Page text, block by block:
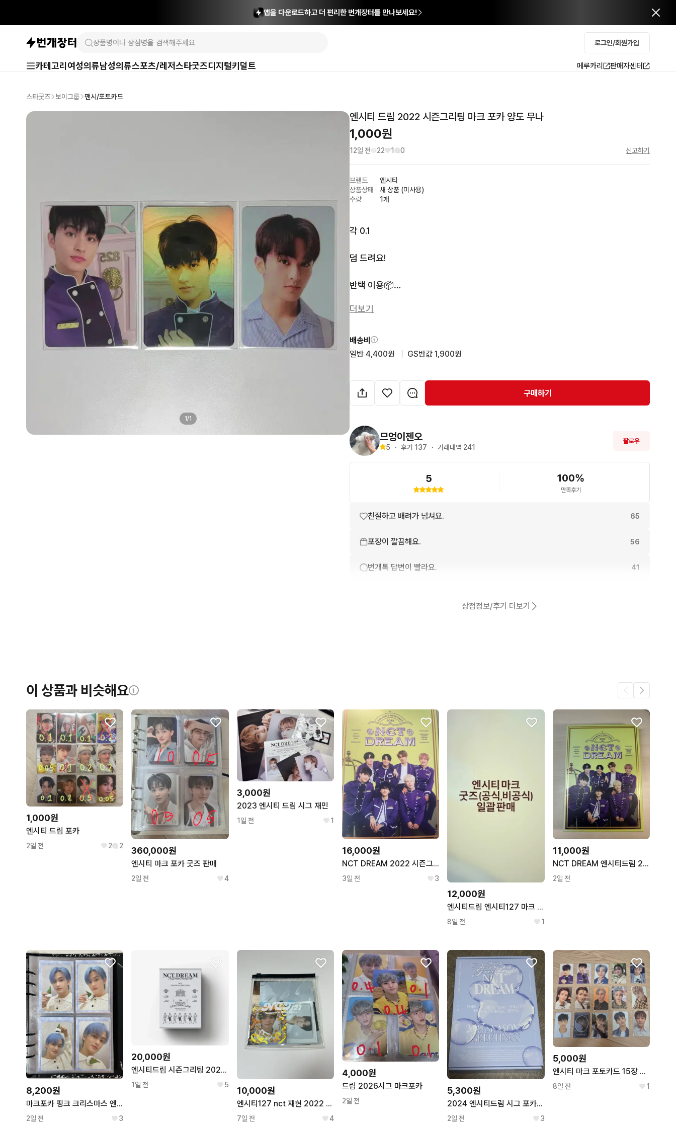
앱을 다운로드하고 더 편리한 번개장터를 만나보세요!
로그인/회원가입
카테고리 여성의류남성의류스포츠/레저스타굿즈디지털키덜트 메루카리 판매자센터
스타굿즈 보이그룹 팬시/포토카드
1/1
엔시티 드림 2022 시즌그리팅 마크 포카 양도 무나
1,000원
12일 전 22 1 0 신고하기
브랜드
엔시티
상품상태
새 상품 (미사용)
수량
1개
각 0.1
덤 드려요!
반택 이용📦
번톡 주세요!
더보기
배송비
일반 4,400원
GS반값 1,900원
구매하기
므엉이젠오
5 ・ 후기 137 ・ 거래내역 241
팔로우
5 100%
만족후기
친절하고 배려가 넘쳐요. 65
포장이 깔끔해요. 56
번개톡 답변이 빨라요. 41
꼭 필요한 문의만 해요. 1
상점정보/후기 더보기
이 상품과 비슷해요
1,000원
엔시티 드림 포카
2일 전 2 2 360,000원
엔시티 마크 포카 굿즈 판매
2일 전 4
3,000원
2023 엔시티 드림 시그 재민
1일 전 1
16,000원
NCT DREAM 2022 시즌그리팅
3일 전 3
12,000원
엔시티드림 엔시티127 마크 공식 굿즈 일괄 판매
8일 전 1
11,000원
NCT DREAM 엔시티드림 2022 시즌그리팅 개봉
2일 전
8,200원
마크포카 핑크 크리스마스 엔시티 mark
2일 전 3
20,000원
엔시티드림 시즌그리팅 2023 드림 시그
1일 전 5
10,000원
엔시티127 nct 재현 2022 시그포토팩 시즌그리팅 엠디 포카
7일 전 4
4,000원
드림 2026시그 마크포카
2일 전
5,300원
2024 엔시티드림 시그 포카 포함
2일 전 3
5,000원
엔시티 마크 포토카드 15장 일괄
8일 전 1